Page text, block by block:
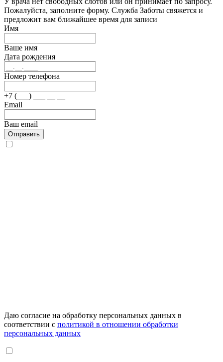
Пожалуйста, заполните форму. Служба Заботы свяжется и
предложит вам ближайшее время для записи
Имя
Ваше имя
Дата рождения
Номер телефона
+7 (___) ___ __ __
Email
Ваш email
Отправить
Даю согласие на обработку персональных данных в
соответствии с политикой в отношении обработки
персональных данных